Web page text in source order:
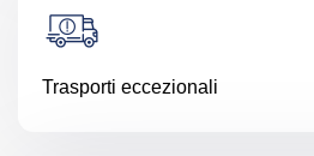
Trasporti eccezionali